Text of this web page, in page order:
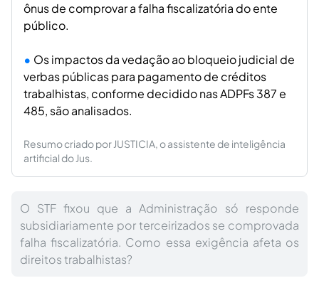
ônus de comprovar a falha fiscalizatória do ente
público.
Os impactos da vedação ao bloqueio judicial de
verbas públicas para pagamento de créditos
trabalhistas, conforme decidido nas ADPFs 387 e
485, são analisados.
Resumo criado por JUSTICIA, o assistente de inteligência
artificial do Jus.
O STF fixou que a Administração só responde
subsidiariamente por terceirizados se comprovada
falha fiscalizatória. Como essa exigência afeta os
direitos trabalhistas?